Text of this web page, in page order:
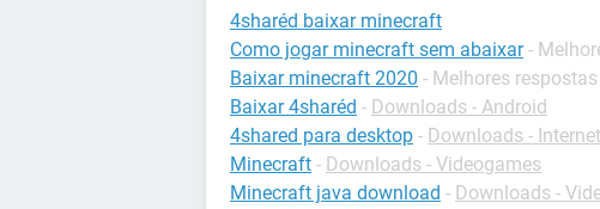
4sharéd baixar minecraft
Como jogar minecraft sem abaixar -
Baixar minecraft 2020 - Melhores respostas
Baixar 4sharéd - Downloads - Android
4shared para desktop - Downloads - Internet
Minecraft - Downloads - Videogames
Minecraft java download - Downloads -